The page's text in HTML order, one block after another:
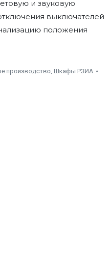
и звуковую
выключателей
положения
производство, Шкафы РЗИА